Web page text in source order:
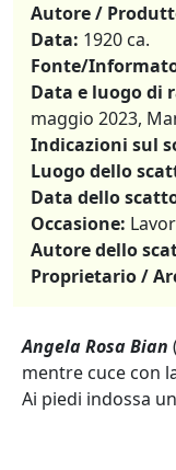
Autore /
Data: 1920 ca.
Fonte/
Data e luogo di
maggio 2023,
Indicazioni sul
Luogo dello
Data dello
Occasione:
Autore dello
Proprietario /
Angela Rosa Bian (
mentre cuce con
Ai piedi indossa